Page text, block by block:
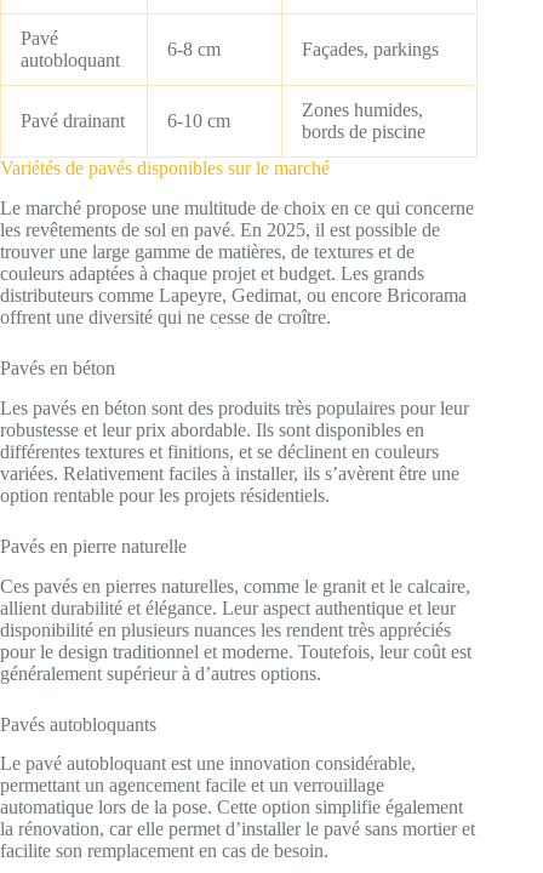
Pavé
autobloquant
6-8 cm Façades, parkings
Pavé drainant 6-10 cm
Zones humides,
bords de piscine
Variétés de pavés disponibles sur le marché
Le marché propose une multitude de choix en ce qui concerne
les revêtements de sol en pavé. En 2025, il est possible de
trouver une large gamme de matières, de textures et de
couleurs adaptées à chaque projet et budget. Les grands
distributeurs comme Lapeyre, Gedimat, ou encore Bricorama
offrent une diversité qui ne cesse de croître.
Pavés en béton
Les pavés en béton sont des produits très populaires pour leur
robustesse et leur prix abordable. Ils sont disponibles en
différentes textures et finitions, et se déclinent en couleurs
variées. Relativement faciles à installer, ils s’avèrent être une
option rentable pour les projets résidentiels.
Pavés en pierre naturelle
Ces pavés en pierres naturelles, comme le granit et le calcaire,
allient durabilité et élégance. Leur aspect authentique et leur
disponibilité en plusieurs nuances les rendent très appréciés
pour le design traditionnel et moderne. Toutefois, leur coût est
généralement supérieur à d’autres options.
Pavés autobloquants
Le pavé autobloquant est une innovation considérable,
permettant un agencement facile et un verrouillage
automatique lors de la pose. Cette option simplifie également
la rénovation, car elle permet d’installer le pavé sans mortier et
facilite son remplacement en cas de besoin.